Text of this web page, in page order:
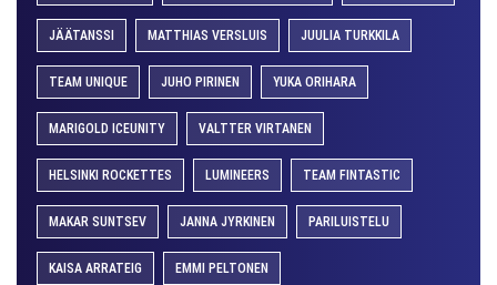
JÄÄTANSSI MATTHIAS VERSLUIS JUULIA TURKKILA
TEAM UNIQUE JUHO PIRINEN YUKA ORIHARA
MARIGOLD ICEUNITY VALTTER VIRTANEN
HELSINKI ROCKETTES LUMINEERS TEAM FINTASTIC
MAKAR SUNTSEV JANNA JYRKINEN PARILUISTELU
KAISA ARRATEIG EMMI PELTONEN